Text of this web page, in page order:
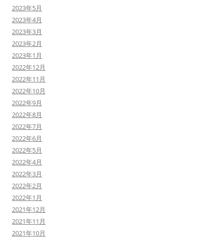
2023年5月
2023年4月
2023年3月
2023年2月
2023年1月
2022年12月
2022年11月
2022年10月
2022年9月
2022年8月
2022年7月
2022年6月
2022年5月
2022年4月
2022年3月
2022年2月
2022年1月
2021年12月
2021年11月
2021年10月